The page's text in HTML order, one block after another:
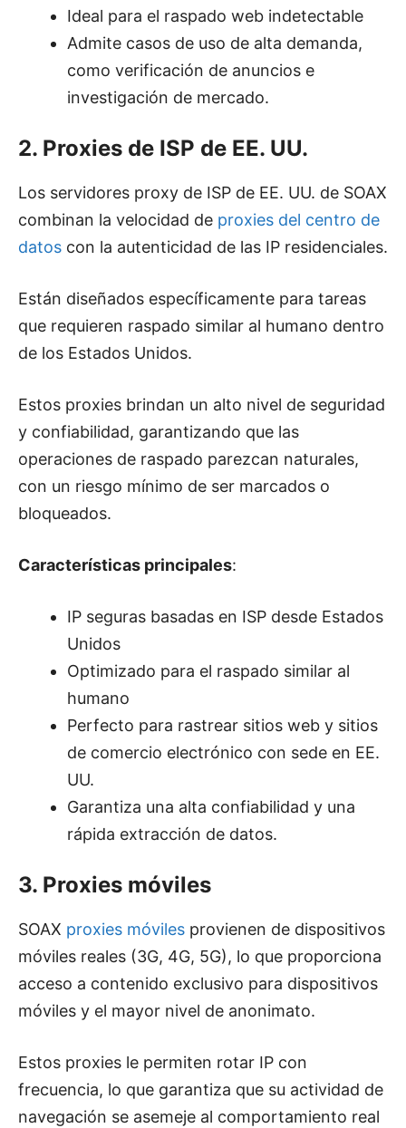
Ideal para el raspado web indetectable
Admite casos de uso de alta demanda,
como verificación de anuncios e
investigación de mercado.
2. Proxies de ISP de EE. UU.
Los servidores proxy de ISP de EE. UU. de SOAX
combinan la velocidad de proxies del centro de
datos con la autenticidad de las IP residenciales.
Están diseñados específicamente para tareas
que requieren raspado similar al humano dentro
de los Estados Unidos.
Estos proxies brindan un alto nivel de seguridad
y confiabilidad, garantizando que las
operaciones de raspado parezcan naturales,
con un riesgo mínimo de ser marcados o
bloqueados.
Características principales:
IP seguras basadas en ISP desde Estados
Unidos
Optimizado para el raspado similar al
humano
Perfecto para rastrear sitios web y sitios
de comercio electrónico con sede en EE.
UU.
Garantiza una alta confiabilidad y una
rápida extracción de datos.
3. Proxies móviles
SOAX proxies móviles provienen de dispositivos
móviles reales (3G, 4G, 5G), lo que proporciona
acceso a contenido exclusivo para dispositivos
móviles y el mayor nivel de anonimato.
Estos proxies le permiten rotar IP con
frecuencia, lo que garantiza que su actividad de
navegación se asemeje al comportamiento real